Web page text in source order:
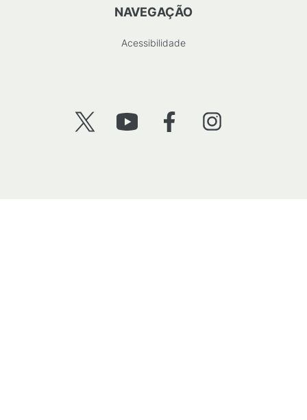
NAVEGAÇÃO
Acessibilidade